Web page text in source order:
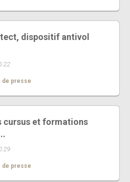
dispositif antivol
de presse
cursus et formations
de presse